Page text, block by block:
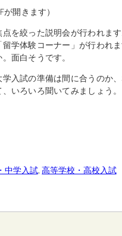
開きます）
を絞った説明会が行われま
学体験コーナー」が行われ
面白そうです。
入試の準備は間に合うのか
いろいろ聞いてみましょう。
中学入試, 高等学校・高校入試